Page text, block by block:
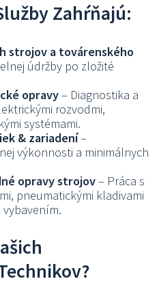
Zahŕňajú:
strojov a továrenského
údržby po zložité
opravy– Diagnostika a
rozvodmi,
systémami.
& zariadení–
výkonnosti a minimálnych
opravy strojov– Práca s
pneumatickými kladivami